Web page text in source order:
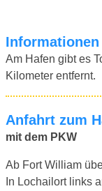
Am Hafen gibt es
Kilometer entfernt.
Anfahrt zum
mit dem PKW
Ab Fort William
In Lochailort links